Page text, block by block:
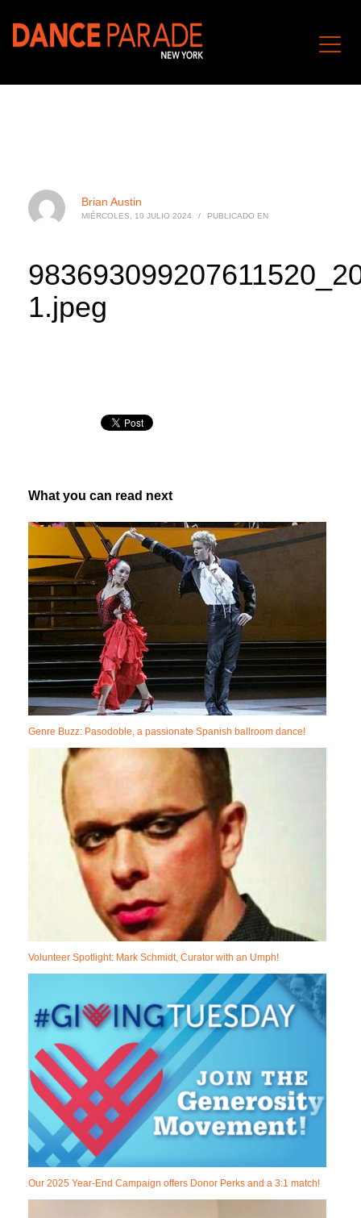
Brian Austin
MIÉRCOLES, 10 JULIO 2024 / PUBLICADO EN
1.jpeg
What you can read next
Genre Buzz: Pasodoble, a passionate Spanish ballroom dance!
Volunteer Spotlight: Mark Schmidt, Curator with an Umph!
Our 2025 Year-End Campaign offers Donor Perks and a 3:1 match!